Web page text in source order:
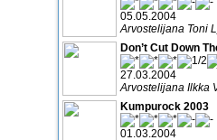
05.05.2004
Arvostelijana Toni
Don’t Cut Down
27.03.2004
Arvostelijana Ilkka
Kumpurock 2003
01.03.2004